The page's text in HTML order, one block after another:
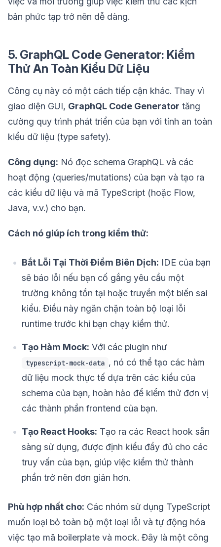
bản phức tạp trở nên dễ dàng.
5. GraphQL Code Generator: Kiểm
Thử An Toàn Kiểu Dữ Liệu
Công cụ này có một cách tiếp cận khác. Thay vì
giao diện GUI, GraphQL Code Generator tăng
cường quy trình phát triển của bạn với tính an toàn
kiểu dữ liệu (type safety).
Công dụng: Nó đọc schema GraphQL và các
hoạt động (queries/mutations) của bạn và tạo ra
các kiểu dữ liệu và mã TypeScript (hoặc Flow,
Java, v.v.) cho bạn.
Cách nó giúp ích trong kiểm thử:
Bắt Lỗi Tại Thời Điểm Biên Dịch: IDE của bạn
sẽ báo lỗi nếu bạn cố gắng yêu cầu một
trường không tồn tại hoặc truyền một biến sai
kiểu. Điều này ngăn chặn toàn bộ loại lỗi
runtime trước khi bạn chạy kiểm thử.
Tạo Hàm Mock: Với các plugin như
typescript-mock-data , nó có thể tạo các hàm
dữ liệu mock thực tế dựa trên các kiểu của
schema của bạn, hoàn hảo để kiểm thử đơn vị
các thành phần frontend của bạn.
Tạo React Hooks: Tạo ra các React hook sẵn
sàng sử dụng, được định kiểu đầy đủ cho các
truy vấn của bạn, giúp việc kiểm thử thành
phần trở nên đơn giản hơn.
Phù hợp nhất cho: Các nhóm sử dụng TypeScript
muốn loại bỏ toàn bộ một loại lỗi và tự động hóa
việc tạo mã boilerplate và mock. Đây là một công